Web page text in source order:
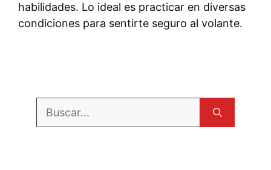
habilidades. Lo ideal es practicar en diversas
condiciones para sentirte seguro al volante.
Buscar: